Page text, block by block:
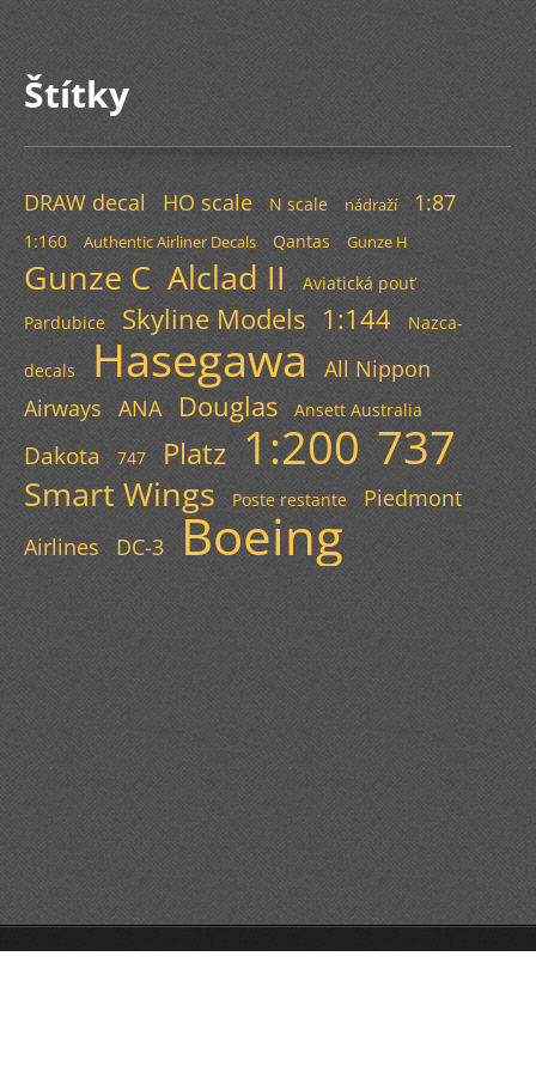
Štítky
DRAW decal HO scale N scale nádraží 1:87
1:160 Authentic Airliner Decals Qantas Gunze H
Gunze C Alclad II
Aviatická pouť
Pardubice
Skyline Models 1:144 Nazca-
decals Hasegawa
All Nippon
Airways
ANA Douglas Ansett Australia
Dakota 747 Platz 1:200 737
Smart Wings Poste restante
Piedmont
Airlines
DC-3 Boeing